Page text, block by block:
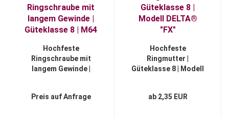
Hochfeste
Ringschraube mit
langem Gewinde |
Preis auf Anfrage
Hochfeste
Ringmutter |
Güteklasse 8 | Modell
ab 2,35 EUR